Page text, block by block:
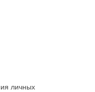
личных